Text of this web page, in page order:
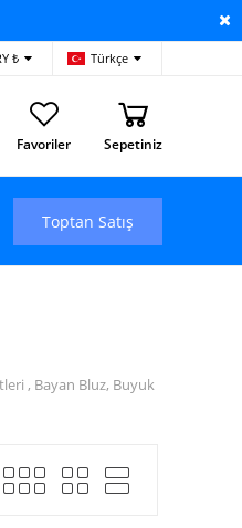
₺ Türkçe
Favoriler Sepetiniz
Toptan Satış
, Bayan Bluz, Buyuk